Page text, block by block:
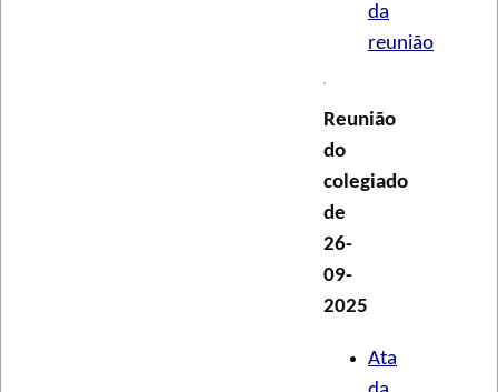
da
reunião
Reunião
do
colegiado
de
26-
09-
2025
Ata